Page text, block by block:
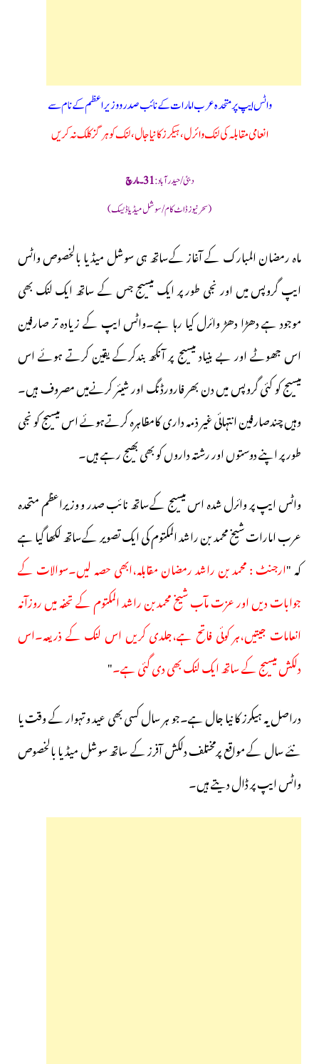
واٹس ایپ پر متحدہ عرب امارات کے نائب صدر و وزیراعظم کے نام سے
انعامی مقابلہ کی لنک وائرل، ہیکرز کا نیا جال، لنک کو ہرگز کلک نہ کریں
دبئی/حیدرآباد :31 ۔ مارچ
(سحرنیوزڈاٹ کام/سوشل میڈیا ڈیسک)
ماہ رمضان المبارک کے آغاز کےساتھ ہی سوشل میڈیا بالخصوص واٹس
ایپ گروپس میں اور نجی طور پر ایک میسیج جس کے ساتھ ایک لنک بھی
موجود ہے دھڑا دھڑ وائرل کیا رہا ہے۔واٹس ایپ کے زیادہ تر صارفین
اس جھوٹے اور بے بنیاد میسیج پر آنکھ بندکرکے یقین کرتے ہوئے اس
میسیج کو کئی گروپس میں دن بھر فارورڈنگ اور شیئر کرنےمیں مصروف ہیں۔
وہیں چندصارفین انتہائی غیر ذمہ داری کامظاہرہ کرتےہوئے اس میسیج کو نجی
طور پر اپنے دوستوں اور رشتہ داروں کو بھی بھیج رہے ہیں۔
واٹس ایپ پر وائرل شدہ اس میسیج کےساتھ نائب صدر و وزیراعظم متحدہ
عرب امارات شیخ محمد بن راشد المکتوم کی ایک تصویر کےساتھ لکھا گیا ہے
کہ "ارجنٹ : محمد بن راشد رمضان مقابلہ،ابھی حصہ لیں۔سوالات کے
جوابات دیں اور عزت مآب شیخ محمد بن راشد المکتوم کے تحفہ میں روزآنہ
انعامات جیتیں،ہر کوئی فاتح ہے،جلدی کریں اس لنک کے ذریعہ۔اس
دلکش میسیج کے ساتھ ایک لنک بھی دی گئی ہے۔"
دراصل یہ ہیکرز کا نیا جال ہے۔جو ہر سال کسی بھی عید و تہوار کے وقت یا
نئے سال کے مواقع پرمختلف دلکش آفرز کے ساتھ سوشل میڈیا بالخصوص
واٹس ایپ پر ڈال دیتے ہیں۔